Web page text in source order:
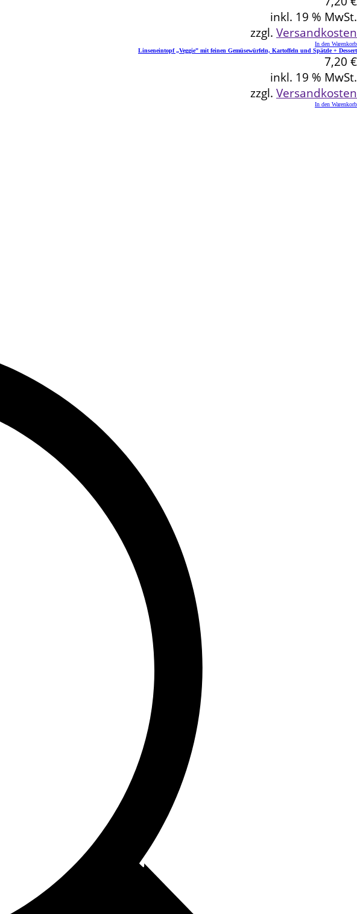
inkl. 19 % MwSt.
zzgl. Versandkosten
In den Warenkorb
Linseneintopf „Veggie” mit feinen Gemüsewürfeln, Kartoffeln und Spätzle + Dessert
7,20 €
inkl. 19 % MwSt.
zzgl. Versandkosten
In den Warenkorb